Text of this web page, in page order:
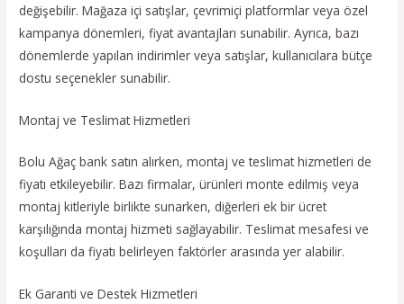
değişebilir. Mağaza içi satışlar, çevrimiçi platformlar veya özel
kampanya dönemleri, fiyat avantajları sunabilir. Ayrıca, bazı
dönemlerde yapılan indirimler veya satışlar, kullanıcılara bütçe
dostu seçenekler sunabilir.
Montaj ve Teslimat Hizmetleri
Bolu Ağaç bank satın alırken, montaj ve teslimat hizmetleri de
fiyatı etkileyebilir. Bazı firmalar, ürünleri monte edilmiş veya
montaj kitleriyle birlikte sunarken, diğerleri ek bir ücret
karşılığında montaj hizmeti sağlayabilir. Teslimat mesafesi ve
koşulları da fiyatı belirleyen faktörler arasında yer alabilir.
Ek Garanti ve Destek Hizmetleri